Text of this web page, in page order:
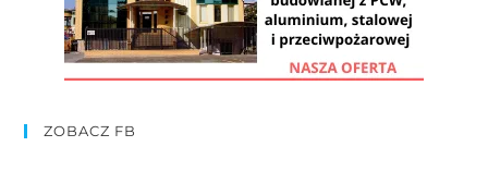
ZOBACZ FB